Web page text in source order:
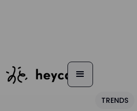
TRENDS